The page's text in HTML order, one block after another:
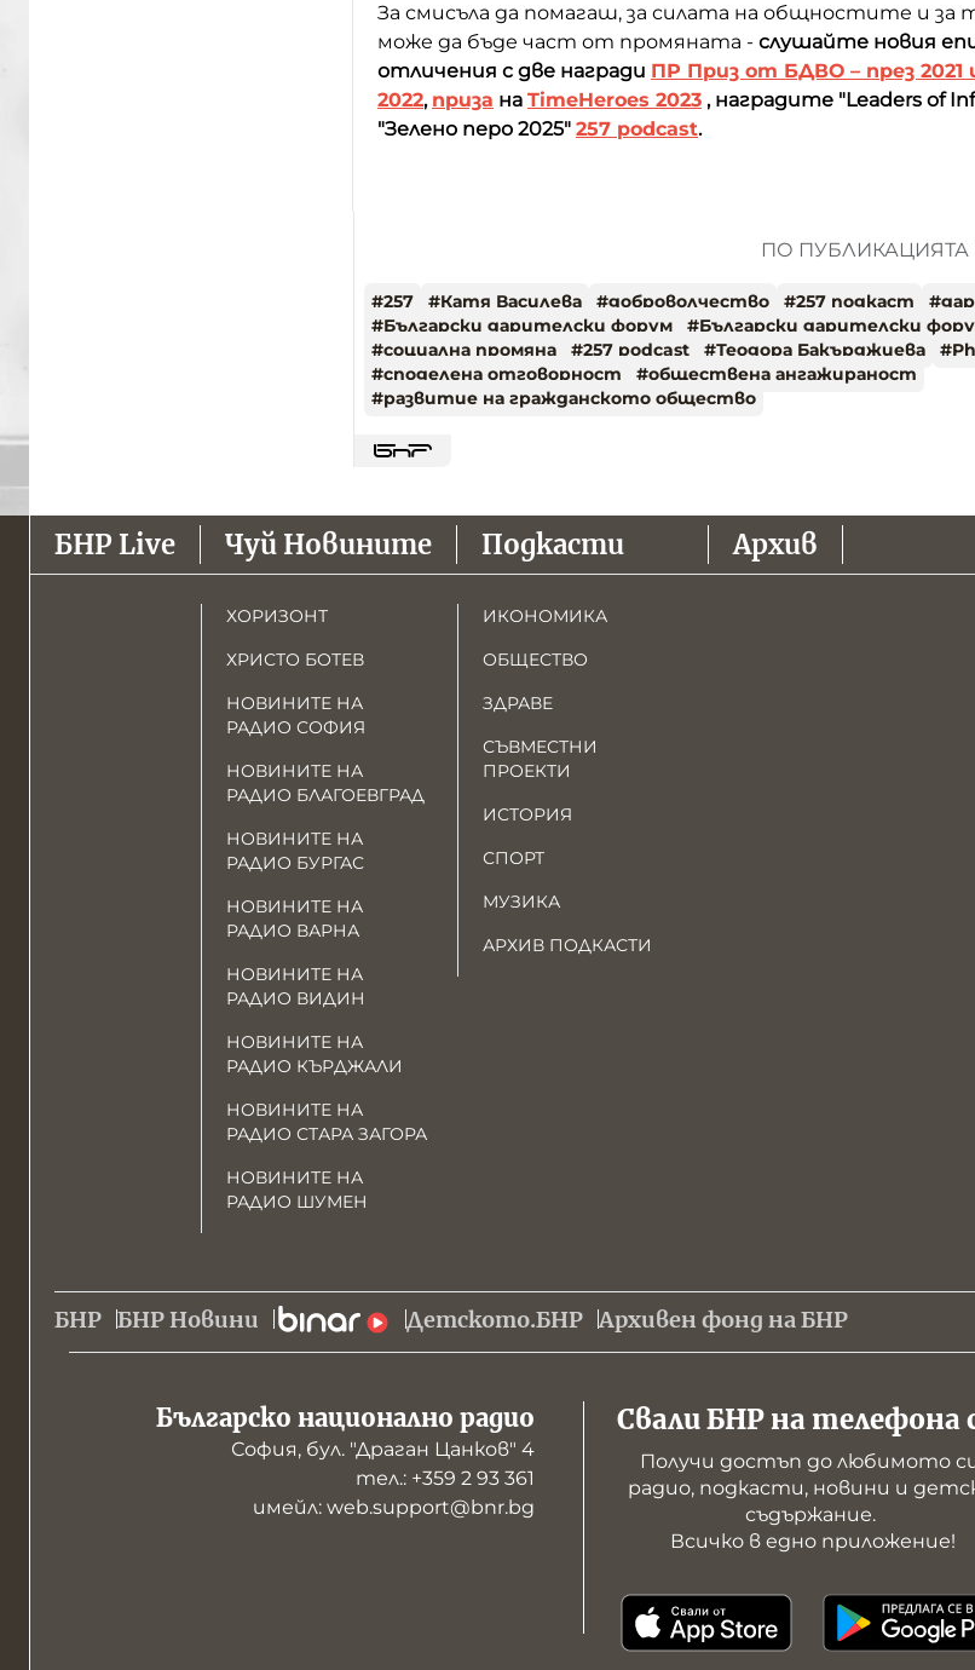
За смисъла да помагаш, за силата на общностите и за
може да бъде част от промяната - слушайте новия
отличения с две награди ПР Приз от БДВО – през 2021
2022, приза на TimeHeroes 2023 , наградите "Leaders of
"Зелено перо 2025" 257 podcast.
ПО ПУБЛИКАЦИЯТА
#257 #Катя Василева #доброволчество #257 подкаст #
#Български дарителски форум #Български дарителски
#социална промяна #257 podcast #Теодора Бакърджиева #
#споделена отговорност #обществена ангажираност
#развитие на гражданското общество
БНР Live Чуй Новините
ХОРИЗОНТ
ХРИСТО БОТЕВ
НОВИНИТЕ НА
РАДИО СОФИЯ
НОВИНИТЕ НА
РАДИО БЛАГОЕВГРАД
НОВИНИТЕ НА
РАДИО БУРГАС
НОВИНИТЕ НА
РАДИО ВАРНА
НОВИНИТЕ НА
РАДИО ВИДИН
НОВИНИТЕ НА
РАДИО КЪРДЖАЛИ
НОВИНИТЕ НА
РАДИО СТАРА ЗАГОРА
НОВИНИТЕ НА
РАДИО ШУМЕН
Подкасти
ИКОНОМИКА
ОБЩЕСТВО
ЗДРАВЕ
СЪВМЕСТНИ
ПРОЕКТИ
ИСТОРИЯ
СПОРТ
МУЗИКА
АРХИВ ПОДКАСТИ
Архив
БНР БНР Новини Детското.БНР Архивен фонд на БНР
Българско национално радио
София, бул. "Драган Цанков" 4
тел.: +359 2 93 361
имейл: web.support@bnr.bg
Свали БНР на телефона
Получи достъп до любимото
радио, подкасти, новини и
съдържание.
Всичко в едно приложение!